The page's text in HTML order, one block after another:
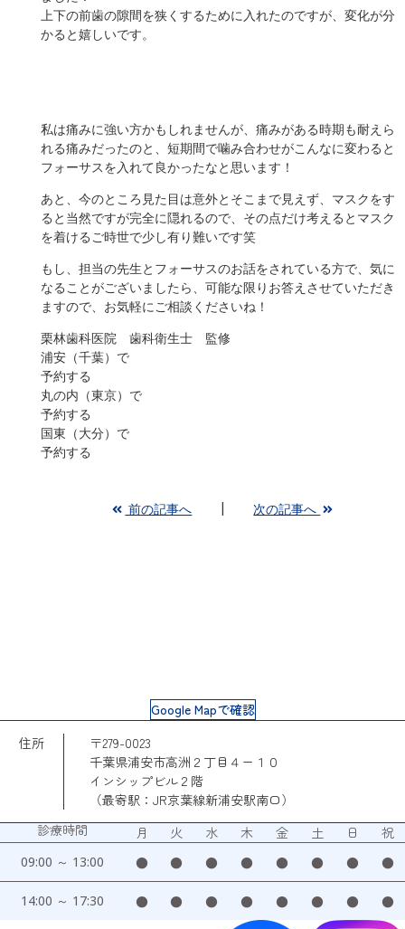
上下の前歯の隙間を狭くするために入れたのですが、変化が分
かると嬉しいです。
私は痛みに強い方かもしれませんが、痛みがある時期も耐えら
れる痛みだったのと、短期間で噛み合わせがこんなに変わると
フォーサスを入れて良かったなと思います！
あと、今のところ見た目は意外とそこまで見えず、マスクをす
ると当然ですが完全に隠れるので、その点だけ考えるとマスク
を着けるご時世で少し有り難いです笑
もし、担当の先生とフォーサスのお話をされている方で、気に
なることがございましたら、可能な限りお答えさせていただき
ますので、お気軽にご相談くださいね！
栗林歯科医院 歯科衛生士 監修
浦安（千葉）で
予約する
丸の内（東京）で
予約する
国東（大分）で
予約する
前の記事へ 次の記事へ
Google Mapで確認
住所
〒279-0023
千葉県浦安市高洲２丁目４ー１０
インシップビル２階
（最寄駅：JR京葉線新浦安駅南口）
診療時間
月 火 水 木 金 土 日 祝
09:00 ～ 13:00 ● ● ● ● ● ● ● ●
14:00 ～ 17:30 ● ● ● ● ● ● ● ●